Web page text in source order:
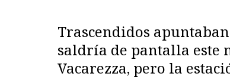
Trascendidos
saldría de pantalla este
Vacarezza, pero la